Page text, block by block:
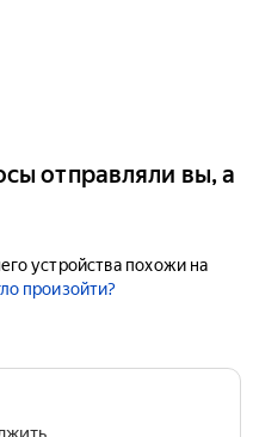
отправляли вы, а
устройства похожи на
произойти?